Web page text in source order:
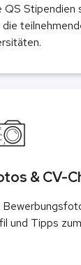
QS Stipendien
& CV-
und Tipps